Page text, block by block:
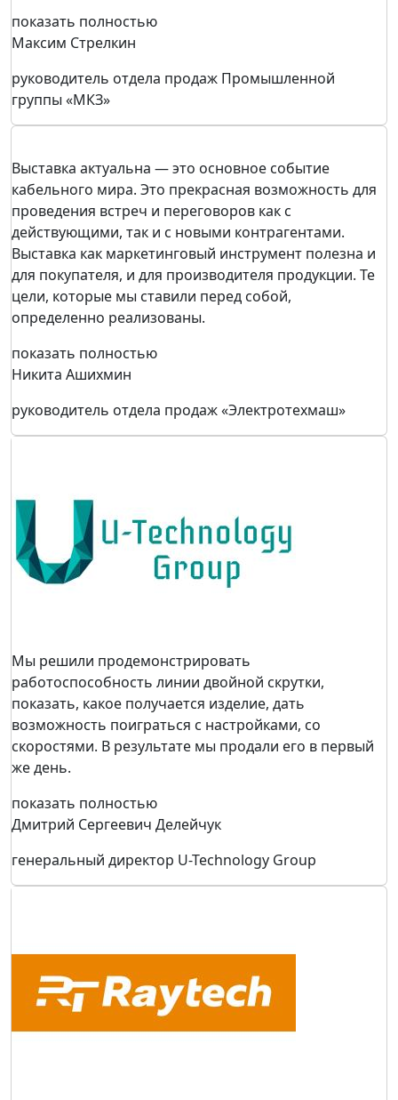
показать полностью
Максим Стрелкин
руководитель отдела продаж Промышленной
группы «МКЗ»
Выставка актуальна — это основное событие
кабельного мира. Это прекрасная возможность для
проведения встреч и переговоров как с
действующими, так и с новыми контрагентами.
Выставка как маркетинговый инструмент полезна и
для покупателя, и для производителя продукции. Те
цели, которые мы ставили перед собой,
определенно реализованы.
показать полностью
Никита Ашихмин
pуководитель отдела продаж «Электротехмаш»
Мы решили продемонстрировать
работоспособность линии двойной скрутки,
показать, какое получается изделие, дать
возможность поиграться с настройками, со
скоростями. В результате мы продали его в первый
же день.
показать полностью
Дмитрий Сергеевич Делейчук
генеральный директор U-Technology Group